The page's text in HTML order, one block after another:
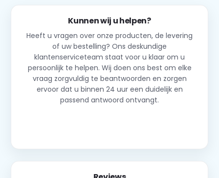
Kunnen wij u helpen?
Heeft u vragen over onze producten, de levering
of uw bestelling? Ons deskundige
klantenserviceteam staat voor u klaar om u
persoonlijk te helpen. Wij doen ons best om elke
vraag zorgvuldig te beantwoorden en zorgen
ervoor dat u binnen 24 uur een duidelijk en
passend antwoord ontvangt.